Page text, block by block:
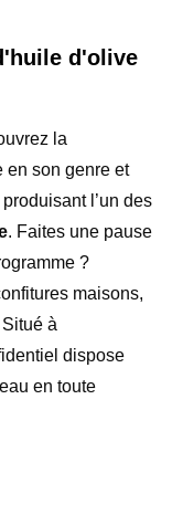
d'olive
la
en son genre et
l’un des
. Faites une pause
?
maisons,
à
dispose
en toute